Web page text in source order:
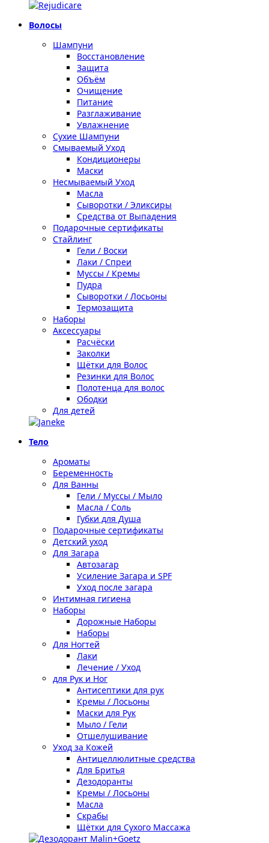
Волосы
Шампуни
Восстановление
Защита
Объём
Очищение
Питание
Разглаживание
Увлажнение
Сухие Шампуни
Смываемый Уход
Кондиционеры
Маски
Несмываемый Уход
Масла
Сыворотки / Эликсиры
Средства от Выпадения
Подарочные сертификаты
Стайлинг
Гели / Воски
Лаки / Спреи
Муссы / Кремы
Пудра
Сыворотки / Лосьоны
Термозащита
Наборы
Аксессуары
Расчёски
Заколки
Щётки для Волос
Резинки для Волос
Полотенца для волос
Ободки
Для детей
Тело
Ароматы
Беременность
Для Ванны
Гели / Муссы / Мыло
Масла / Соль
Губки для Душа
Подарочные сертификаты
Детский уход
Для Загара
Автозагар
Усиление Загара и SPF
Уход после загара
Интимная гигиена
Наборы
Дорожные Наборы
Наборы
Для Ногтей
Лаки
Лечение / Уход
для Рук и Ног
Антисептики для рук
Кремы / Лосьоны
Маски для Рук
Мыло / Гели
Отшелушивание
Уход за Кожей
Антицеллюлитные средства
Для Бритья
Дезодоранты
Кремы / Лосьоны
Масла
Скрабы
Щётки для Сухого Массажа